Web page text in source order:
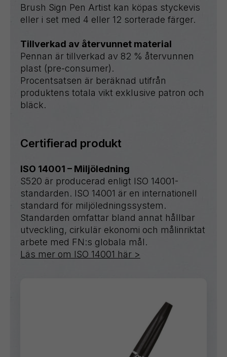
Brush Sign Pen Artist kan köpas styckevis
eller i set med 4 eller 12 sorterade färger.
Tillverkad av återvunnet material
Pennan är tillverkad av 82 % återvunnen
plast (pre-consumer).
Procentsatsen är beräknad utifrån
produktens totala vikt exklusive patron och
bläck.
Certifierad produkt
ISO 14001 – Miljöledning
S520 är producerad enligt ISO 14001-
standarden. ISO 14001 är en internationell
standard för miljöledningssystem.
Standarden omfattar bland annat hållbar
utveckling, cirkulär ekonomi och målinriktat
arbete med FN:s globala mål.
Läs mer om ISO 14001 här >